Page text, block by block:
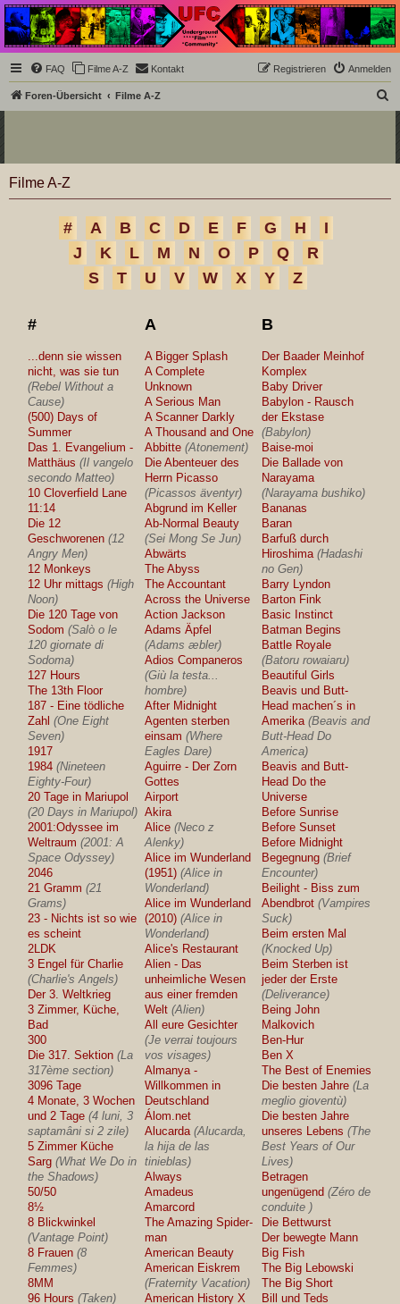
Underground Film
Community
Die Underground Film Community ist ein deutschsprachiges Filmforum und ein Paradies
für Cineasten und Filmsüchtige jenseits des Mainstreams.
FAQ Filme A-Z Kontakt Anmelden
Registrieren
Foren-Übersicht Filme A-Z
Filme A-Z
# A B C D E F G H
I
J
K L M N O P Q
R
S
T U V W X Y Z
#
...denn sie wissen
nicht, was sie tun
(Rebel Without a
Cause)
(500) Days of
Summer
Das 1. Evangelium -
Matthäus (Il vangelo
secondo Matteo)
10 Cloverfield Lane
11:14
Die 12
Geschworenen (12
Angry Men)
12 Monkeys
12 Uhr mittags (High
Noon)
Die 120 Tage von
Sodom (Salò o le
120 giornate di
Sodoma)
127 Hours
The 13th Floor
187 - Eine tödliche
Zahl (One Eight
Seven)
1917
1984 (Nineteen
Eighty-Four)
20 Tage in Mariupol
(20 Days in Mariupol)
2001:Odyssee im
Weltraum (2001: A
Space Odyssey)
2046
21 Gramm (21
Grams)
23 - Nichts ist so wie
es scheint
2LDK
3 Engel für Charlie
(Charlie's Angels)
Der 3. Weltkrieg
3 Zimmer, Küche,
Bad
300
Die 317. Sektion (La
317ème section)
3096 Tage
4 Monate, 3 Wochen
und 2 Tage (4 luni, 3
saptamâni si 2 zile)
5 Zimmer Küche
Sarg (What We Do in
the Shadows)
50/50
8½
8 Blickwinkel
(Vantage Point)
8 Frauen (8
Femmes)
8MM
96 Hours (Taken)
A
A Bigger Splash
A Complete
Unknown
A Serious Man
A Scanner Darkly
A Thousand and One
Abbitte (Atonement)
Die Abenteuer des
Herrn Picasso
(Picassos äventyr)
Abgrund im Keller
Ab-Normal Beauty
(Sei Mong Se Jun)
Abwärts
The Abyss
The Accountant
Across the Universe
Action Jackson
Adams Äpfel
(Adams æbler)
Adios Companeros
(Giù la testa...
hombre)
After Midnight
Agenten sterben
einsam (Where
Eagles Dare)
Aguirre - Der Zorn
Gottes
Airport
Akira
Alice (Neco z
Alenky)
Alice im Wunderland
(1951) (Alice in
Wonderland)
Alice im Wunderland
(2010) (Alice in
Wonderland)
Alice's Restaurant
Alien - Das
unheimliche Wesen
aus einer fremden
Welt (Alien)
All eure Gesichter
(Je verrai toujours
vos visages)
Almanya -
Willkommen in
Deutschland
Álom.net
Alucarda (Alucarda,
la hija de las
tinieblas)
Always
Amadeus
Amarcord
The Amazing Spider-
man
American Beauty
American Eiskrem
(Fraternity Vacation)
American History X
B
Der Baader Meinhof
Komplex
Baby Driver
Babylon - Rausch
der Ekstase
(Babylon)
Baise-moi
Die Ballade von
Narayama
(Narayama bushiko)
Bananas
Baran
Barfuß durch
Hiroshima (Hadashi
no Gen)
Barry Lyndon
Barton Fink
Basic Instinct
Batman Begins
Battle Royale
(Batoru rowaiaru)
Beautiful Girls
Beavis und Butt-
Head machen´s in
Amerika (Beavis and
Butt-Head Do
America)
Beavis and Butt-
Head Do the
Universe
Before Sunrise
Before Sunset
Before Midnight
Begegnung (Brief
Encounter)
Beilight - Biss zum
Abendbrot (Vampires
Suck)
Beim ersten Mal
(Knocked Up)
Beim Sterben ist
jeder der Erste
(Deliverance)
Being John
Malkovich
Ben-Hur
Ben X
The Best of Enemies
Die besten Jahre (La
meglio gioventù)
Die besten Jahre
unseres Lebens (The
Best Years of Our
Lives)
Betragen
ungenügend (Zéro de
conduite )
Die Bettwurst
Der bewegte Mann
Big Fish
The Big Lebowski
The Big Short
Bill und Teds